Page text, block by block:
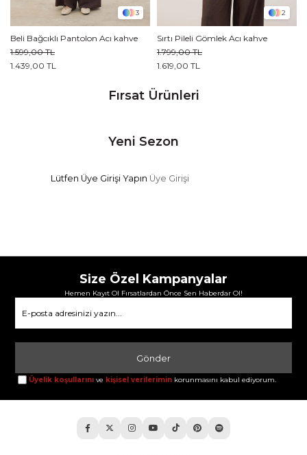
3
Beli Bağcıklı Pantolon Acı kahve
1.439,00 TL
1.599,00 TL
2
Sırtı Pileli Gömlek Acı kahve
1.619,00 TL
1.799,00 TL
Fırsat Ürünleri
Yeni Sezon
Lütfen Üye Girişi Yapın Üye Girişi
Size Özel Kampanyalar
Hemen Kayıt Ol Fırsatlardan Önce Sen Haberdar Ol!
Gönder
Üyelik koşullarını ve kişisel verilerimin korunmasını kabul ediyorum.